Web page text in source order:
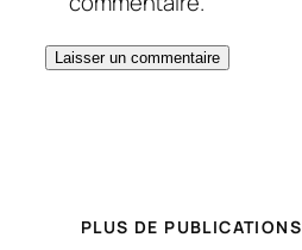
PLUS DE PUBLICATIONS